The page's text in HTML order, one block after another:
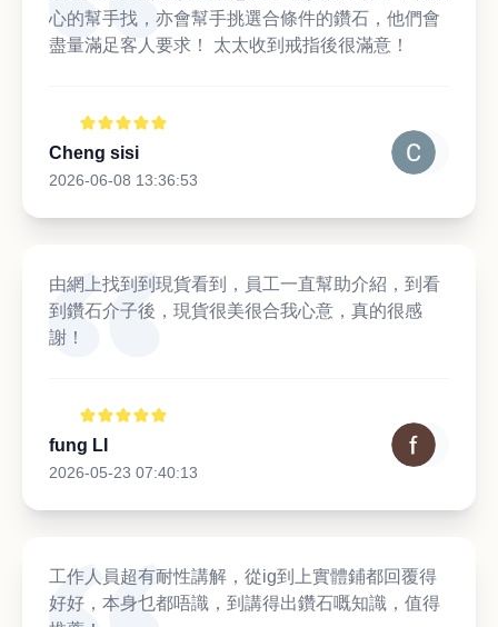
心的幫手找，亦會幫手挑選合條件的鑽石，他們會
盡量滿足客人要求！ 太太收到戒指後很滿意！
Cheng sisi
2026-06-08 13:36:53
由網上找到到現貨看到，員工一直幫助介紹，到看
到鑽石介子後，現貨很美很合我心意，真的很感
謝！
fung LI
2026-05-23 07:40:13
工作人員超有耐性講解，從ig到上實體鋪都回覆得
好好，本身乜都唔識，到講得出鑽石嘅知識，值得